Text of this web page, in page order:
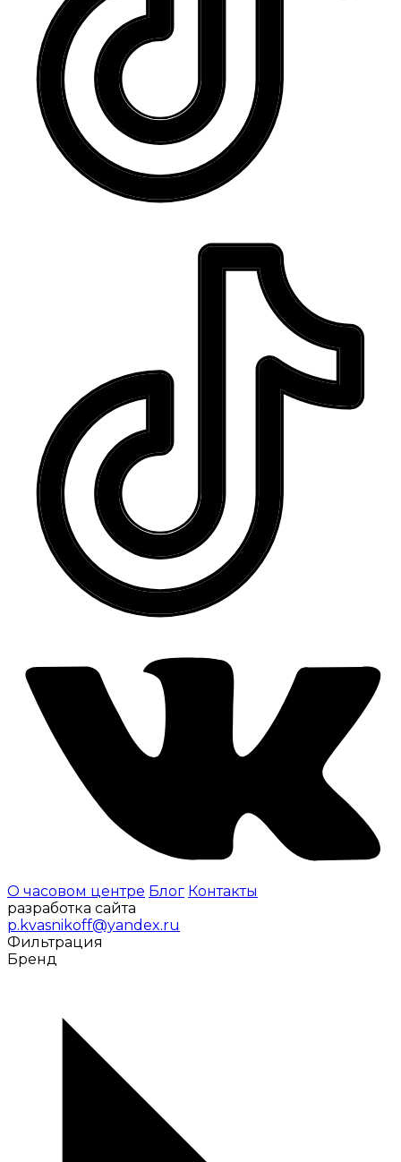
О часовом центре Блог Контакты
разработка сайта
p.kvasnikoff@yandex.ru
Фильтрация
Бренд